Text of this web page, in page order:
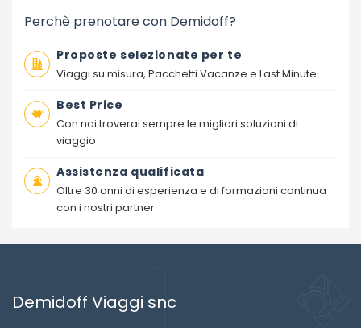
Perchè prenotare con Demidoff?
Proposte selezionate per te
Viaggi su misura, Pacchetti Vacanze e Last Minute
Best Price
Con noi troverai sempre le migliori soluzioni di
viaggio
Assistenza qualificata
Oltre 30 anni di esperienza e di formazioni continua
con i nostri partner
Demidoff Viaggi snc